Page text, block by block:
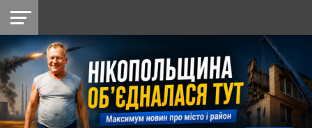
НІКОПОЛЬ
РАЙОН
СІЧЕСЛАВСЬКА
УКРАЇНА
РЕТРО
НІКОПОЛЬ
ЛАЙТ
УКРАЇНА
ДОПОМОГА
РАДІО